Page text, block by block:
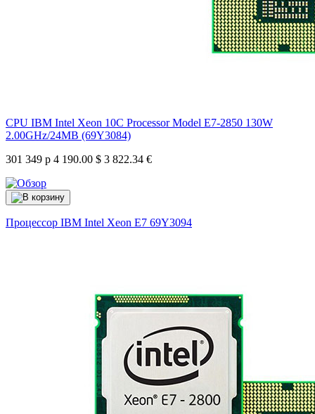
CPU IBM Intel Xeon 10C Processor Model E7-2850 130W
2.00GHz/24MB (69Y3084)
301 349 р 4 190.00 $ 3 822.34 €
Процессор IBM Intel Xeon E7 69Y3094